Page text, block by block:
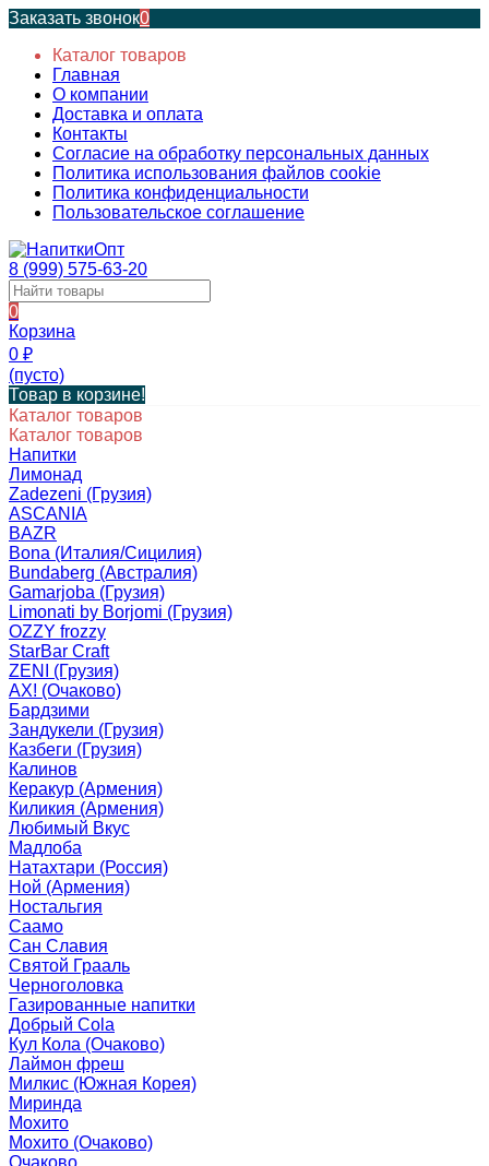
Заказать звонок0
Каталог товаров
Главная
О компании
Доставка и оплата
Контакты
Согласие на обработку персональных данных
Политика использования файлов cookie
Политика конфиденциальности
Пользовательское соглашение
8 (999) 575-63-20
0
Корзина
0 ₽
(пусто)
Товар в корзине!
Каталог товаров
Каталог товаров
Напитки
Лимонад
Zadezeni (Грузия)
ASCANIA
BAZR
Bona (Италия/Сицилия)
Bundaberg (Австралия)
Gamarjoba (Грузия)
Limonati by Borjomi (Грузия)
OZZY frozzy
StarBar Craft
ZENI (Грузия)
АХ! (Очаково)
Бардзими
Зандукели (Грузия)
Казбеги (Грузия)
Калинов
Керакур (Армения)
Киликия (Армения)
Любимый Вкус
Мадлоба
Натахтари (Россия)
Ной (Армения)
Ностальгия
Саамо
Сан Славия
Святой Грааль
Черноголовка
Газированные напитки
Добрый Cola
Кул Кола (Очаково)
Лаймон фреш
Милкис (Южная Корея)
Миринда
Мохито
Мохито (Очаково)
Очаково